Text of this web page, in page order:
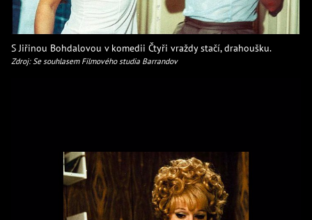
S Jiřinou Bohdalovou v komedii Čtyři vraždy stačí, drahoušku.
Zdroj: Se souhlasem Filmového studia Barrandov